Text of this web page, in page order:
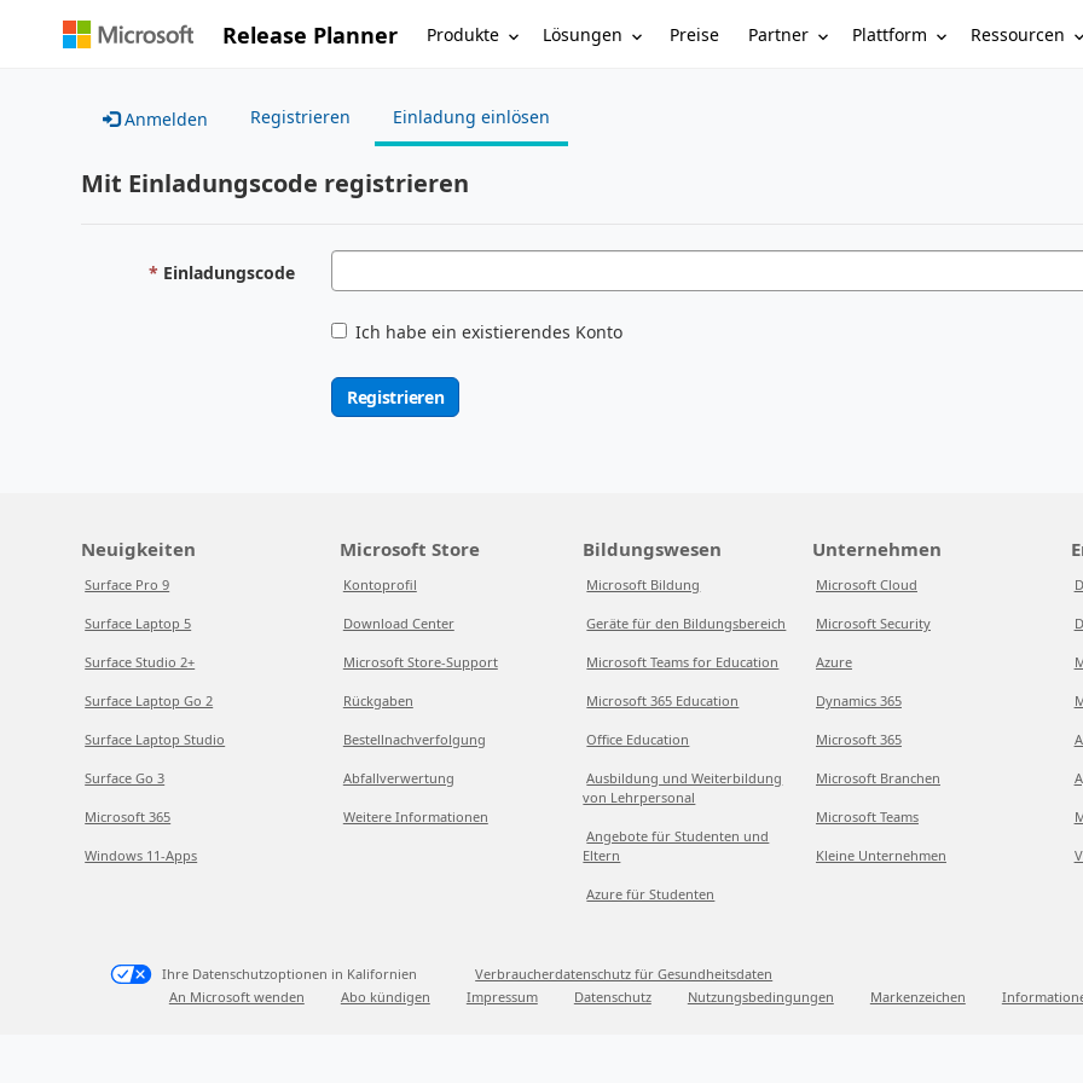
Release Planner Produkte Lösungen Preise Partner Plattform Ressourcen
Anmelden Registrieren Einladung einlösen
Mit Einladungscode registrieren
Einladungscode
Ich habe ein existierendes Konto
Registrieren
Neuigkeiten
Surface Pro 9
Surface Laptop 5
Surface Studio 2+
Surface Laptop Go 2
Surface Laptop Studio
Surface Go 3
Microsoft 365
Windows 11-Apps
Microsoft Store
Kontoprofil
Download Center
Microsoft Store-Support
Rückgaben
Bestellnachverfolgung
Abfallverwertung
Weitere Informationen
Bildungswesen
Microsoft Bildung
Geräte für den Bildungsbereich
Microsoft Teams for Education
Microsoft 365 Education
Office Education
Ausbildung und Weiterbildung
von Lehrpersonal
Angebote für Studenten und
Eltern
Azure für Studenten
Unternehmen
Microsoft Cloud
Microsoft Security
Azure
Dynamics 365
Microsoft 365
Microsoft Branchen
Microsoft Teams
Kleine Unternehmen
Ihre Datenschutzoptionen in Kalifornien
Verbraucherdatenschutz für Gesundheitsdaten
An Microsoft wenden
Abo kündigen Impressum Datenschutz Nutzungsbedingungen Markenzeichen